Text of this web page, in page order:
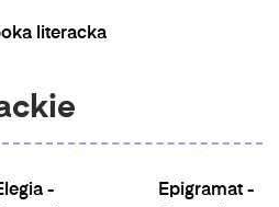
literacka
-
Epigramat -